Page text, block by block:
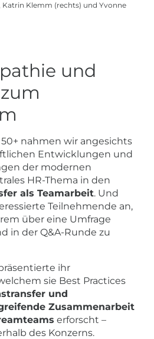
Katrin Klemm (rechts) und Yvonne
und
nahmen wir angesichts
Entwicklungen und
der modernen
HR-Thema in den
als Teamarbeit. Und
Teilnehmende an,
über eine Umfrage
in der Q&A-Runde zu
ihr
sie Best Practices
und
Zusammenarbeit
erforscht –
des Konzerns.